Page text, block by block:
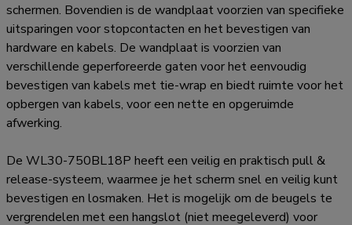
schermen. Bovendien is de wandplaat voorzien van specifieke
uitsparingen voor stopcontacten en het bevestigen van
hardware en kabels. De wandplaat is voorzien van
verschillende geperforeerde gaten voor het eenvoudig
bevestigen van kabels met tie-wrap en biedt ruimte voor het
opbergen van kabels, voor een nette en opgeruimde
afwerking.
De WL30-750BL18P heeft een veilig en praktisch pull &
release-systeem, waarmee je het scherm snel en veilig kunt
bevestigen en losmaken. Het is mogelijk om de beugels te
vergrendelen met een hangslot (niet meegeleverd) voor